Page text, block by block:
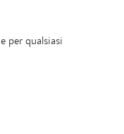
per qualsiasi